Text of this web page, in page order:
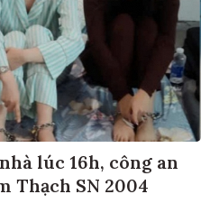
lúc 16h, công an
Thạch SN 2004